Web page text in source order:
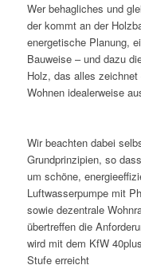
Wer behagliches und
der kommt an der
energetische Planung,
Bauweise – und dazu
Holz, das alles
Wohnen idealerweise
Wir beachten dabei
Grundprinzipien, so
um schöne,
Luftwasserpumpe mit
sowie dezentrale
übertreffen die
wird mit dem KfW
Stufe erreicht